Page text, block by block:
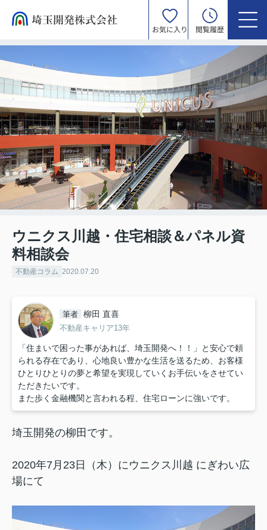
お気に入り 閲覧履歴
ウニクス川越・住宅相談＆パネル資
料相談会
不動産コラム 2020.07.20
筆者 柳田 直喜
不動産キャリア13年
「住まいで困った事があれば、埼玉開発へ！！」と安心で頼
られる存在であり、心地良い豊かな生活を送るため、お客様
ひとりひとりの夢と希望を実現していくお手伝いをさせてい
ただきたいです。
また歩く金融機関と言われる程、住宅ローンに強いです。
埼玉開発の柳田です。
2020年7月23日（木）にウニクス川越 にぎわい広
場にて